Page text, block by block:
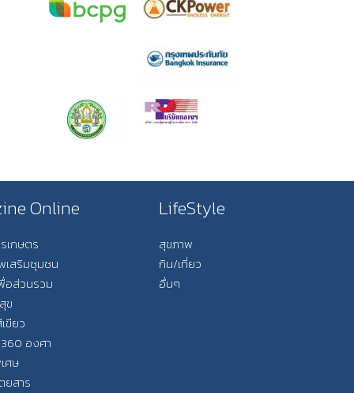
Online
เกษตร
เสริมชุมชน
อส่วนรวม
ข
ขียว
องศา
ศษ
ยสาร
LifeStyle
สุขภาพ
กิน/เที่ยว
อื่นๆ